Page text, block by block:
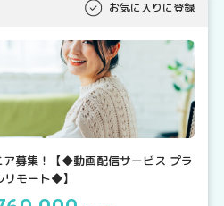
お気に入りに登録
ア募集！【◆動画配信サービス プラ
リモート◆】